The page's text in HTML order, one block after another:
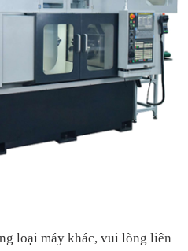
loại máy khác, vui lòng liên